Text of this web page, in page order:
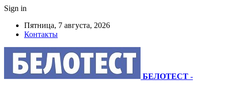
Sign in
Пятница, 7 августа, 2026
Контакты
БЕЛОТЕСТ -